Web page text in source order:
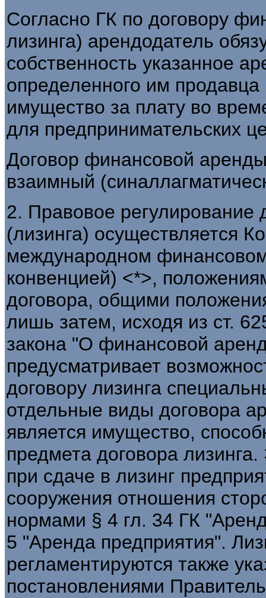
Согласно ГК по договору
лизинга) арендодатель
собственность указанное
определенного им продавца
имущество за плату во
для предпринимательских
Договор финансовой
взаимный
2. Правовое
(лизинга) осуществляется
международном
конвенцией) <*>,
договора, общими
лишь затем, исходя из ст.
закона "О финансовой
предусматривает
договору лизинга
отдельные виды договора
является имущество,
предмета договора
при сдаче в лизинг
сооружения отношения
нормами § 4 гл. 34 ГК
5 "Аренда предприятия".
регламентируются также
постановлениями